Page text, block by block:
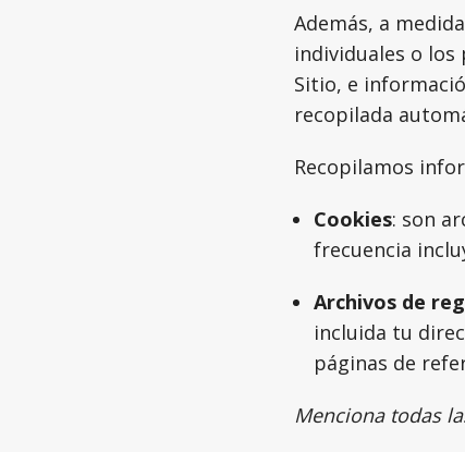
Además, a
individuales o
Sitio, e
recopilada
Recopilamos
Cookies: son
frecuencia
Archivos de
incluida tu
páginas de
Menciona todas